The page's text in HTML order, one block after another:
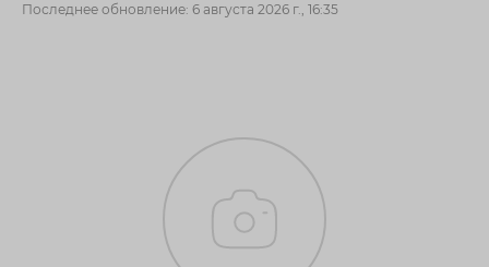
Последнее обновление: 6 августа 2026 г., 16:35